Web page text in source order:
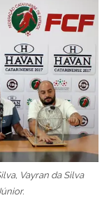
Vayran da Silva